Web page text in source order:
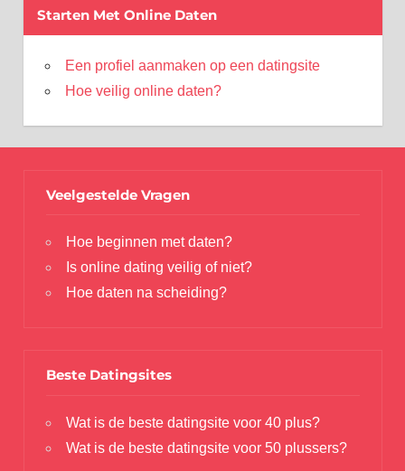
Starten Met Online Daten
Een profiel aanmaken op een datingsite
Hoe veilig online daten?
Veelgestelde Vragen
Hoe beginnen met daten?
Is online dating veilig of niet?
Hoe daten na scheiding?
Beste Datingsites
Wat is de beste datingsite voor 40 plus?
Wat is de beste datingsite voor 50 plussers?